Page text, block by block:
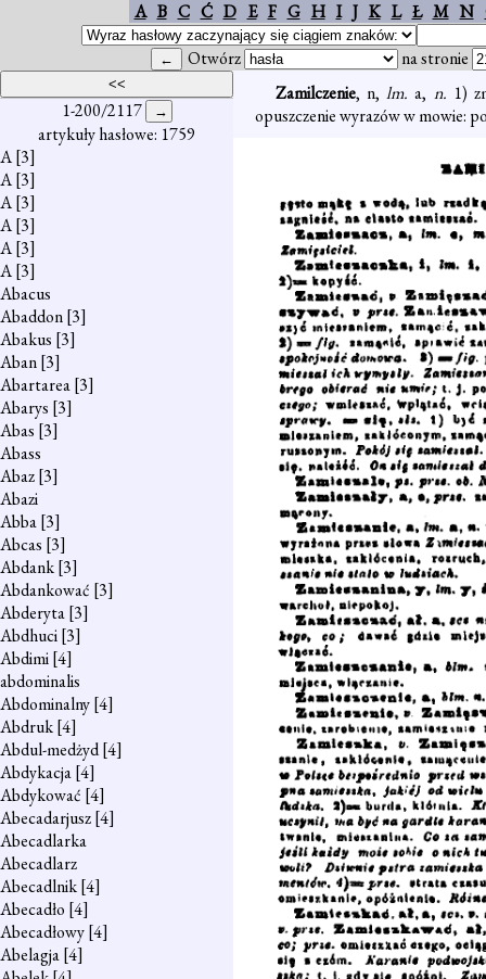
A B C Ć D E F G H I J K L Ł M N
Otwórz na stronie
1-200/2117
artykuły hasłowe: 1759
A[3]
A[3]
A[3]
A[3]
A[3]
A[3]
Abacus
Abaddon[3]
Abakus [3]
Aban[3]
Abartarea[3]
Abarys [3]
Abas [3]
Abass
Abaz[3]
Abazi
Abba[3]
Abcas [3]
Abdank[3]
Abdankować [3]
Abderyta[3]
Abdhuci[3]
Abdimi[4]
abdominalis
Abdominalny[4]
Abdruk[4]
Abdul-medżyd[4]
Abdykacja[4]
Abdykować [4]
Abecadarjusz[4]
Abecadlarka
Abecadlarz
Abecadlnik[4]
Abecadło [4]
Abecadłowy[4]
Abelagja[4]
Zamilczenie, n,lm.a, n. 1)
opuszczenie wyrazów w mowie: